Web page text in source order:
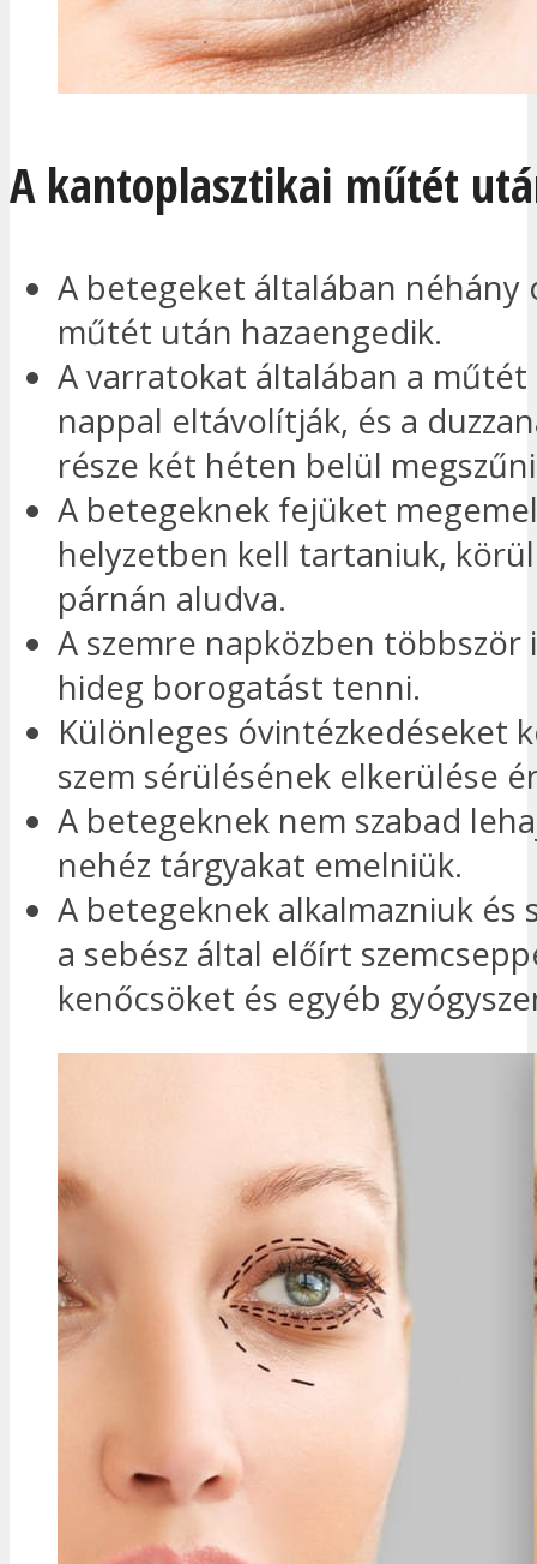
A kantoplasztikai műtét
A betegeket általában néhány
műtét után hazaengedik.
A varratokat általában a
nappal eltávolítják, és a
része két héten belül
A betegeknek fejüket
helyzetben kell tartaniuk,
párnán aludva.
A szemre napközben többször
hideg borogatást tenni.
Különleges óvintézkedéseket
szem sérülésének elkerülése
A betegeknek nem szabad
nehéz tárgyakat emelniük.
A betegeknek alkalmazniuk és
a sebész által előírt
kenőcsöket és egyéb